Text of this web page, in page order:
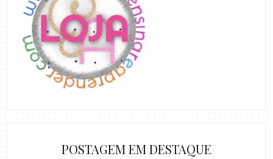
POSTAGEM EM DESTAQUE